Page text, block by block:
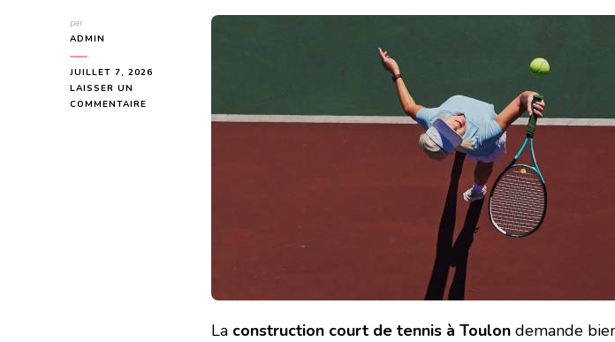
par
ADMIN
JUILLET 7, 2026
LAISSER UN
COMMENTAIRE
La construction court de tennis à Toulon demande